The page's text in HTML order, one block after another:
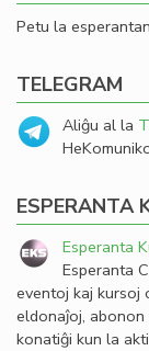
Petu la
TELEGRAM
Aliĝu al la
ESPERANTA
Esperanta
Esperanta
eventoj kaj kursoj
eldonaĵoj,
konatiĝi kun la